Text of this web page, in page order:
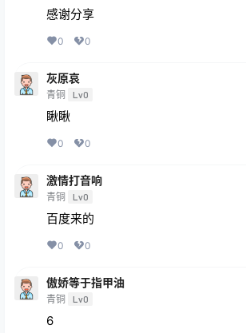
感谢分享
0 0
灰原哀
青铜 Lv0
瞅瞅
0 0
激情打音响
青铜 Lv0
百度来的
0 0
傲娇等于指甲油
青铜 Lv0
6